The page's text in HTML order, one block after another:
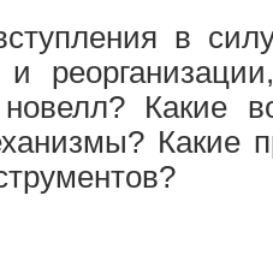
в
и
Какие
Какие